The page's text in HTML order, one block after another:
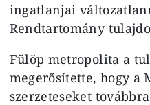
ingatlanjai
Rendtartomány
Fülöp metropolita a
megerősítette, hogy a
szerzeteseket